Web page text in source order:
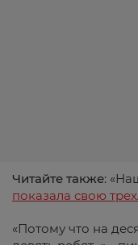
Читайте также:
показала свою
«Потому что на